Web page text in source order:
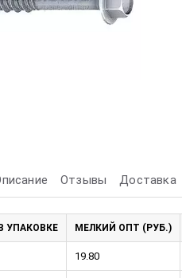
Отзывы Доставка
УПАКОВКЕ МЕЛКИЙ ОПТ (РУБ.)
19.80